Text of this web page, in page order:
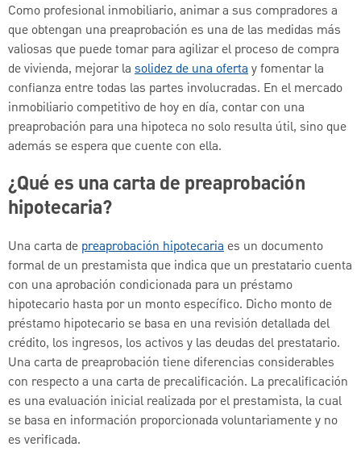
Como profesional inmobiliario, animar a sus compradores a
que obtengan una preaprobación es una de las medidas más
valiosas que puede tomar para agilizar el proceso de compra
de vivienda, mejorar la solidez de una ofertay fomentar la
confianza entre todas las partes involucradas. En el mercado
inmobiliario competitivo de hoy en día, contar con una
preaprobación para una hipoteca no solo resulta útil, sino que
además se espera que cuente con ella.
¿Qué es una carta de preaprobación
hipotecaria?
Una carta de preaprobación hipotecariaes un documento
formal de un prestamista que indica que un prestatario cuenta
con una aprobación condicionada para un préstamo
hipotecario hasta por un monto específico. Dicho monto de
préstamo hipotecario se basa en una revisión detallada del
crédito, los ingresos, los activos y las deudas del prestatario.
Una carta de preaprobación tiene diferencias considerables
con respecto a una carta de precalificación. La precalificación
es una evaluación inicial realizada por el prestamista, la cual
se basa en información proporcionada voluntariamente y no
es verificada.